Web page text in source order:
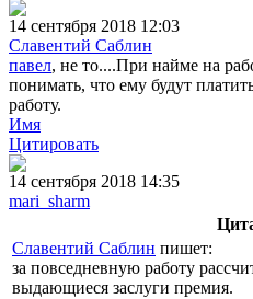
14 сентября 2018 12:03
Славентий Саблин
павел, не то....При найме на
понимать, что ему будут
работу.
Имя
Цитировать
14 сентября 2018 14:35
mari_sharm
Славентий Саблин пишет:
за повседневную работу
выдающиеся заслуги премия.